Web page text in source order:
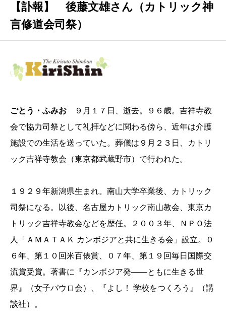
【訃報】 後藤文雄さん（カトリック神
言修道会司祭）
ごとう・ふみお ９月１７日、逝去。９６歳。吉祥寺教
会で協力司祭として礼拝などに関わる傍ら、近年は介護
施設での生活を送っていた。葬儀は９月２３日、カトリ
ック吉祥寺教会（東京都武蔵野市）で行われた。
１９２９年新潟県生まれ。南山大学卒業後、カトリック
司祭になる。以後、名古屋カトリック南山教会、東京カ
トリック吉祥寺教会などを歴任。２００３年、ＮＰＯ法
人「ＡＭＡＴＡＫ カンボジアと共に生きる会」設立。０
６年、第１０回米百俵賞、０７年、第１９回毎日国際交
流賞受賞。著書に『カンボジア発――ともに生きる世
界』（女子パウロ会）、『よし！ 学校をつくろう』（講
談社）。